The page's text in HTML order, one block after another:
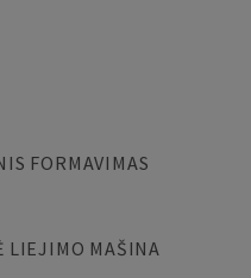
FORMAVIMAS
LIEJIMO MAŠINA